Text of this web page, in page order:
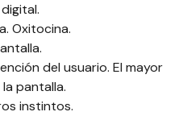
Oxitocina.
del usuario. El mayor
pantalla.
instintos.